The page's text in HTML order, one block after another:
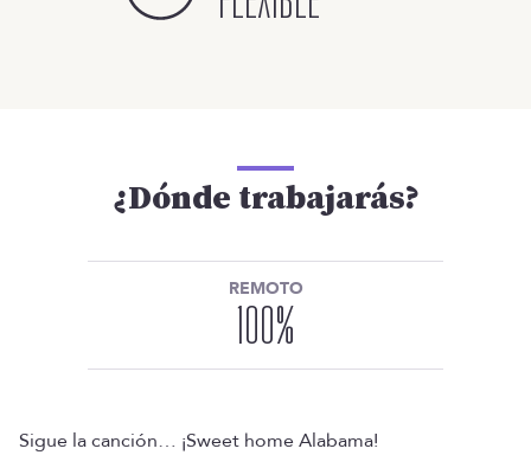
¿Dónde trabajarás?
REMOTO
100%
Sigue la canción… ¡Sweet home Alabama!